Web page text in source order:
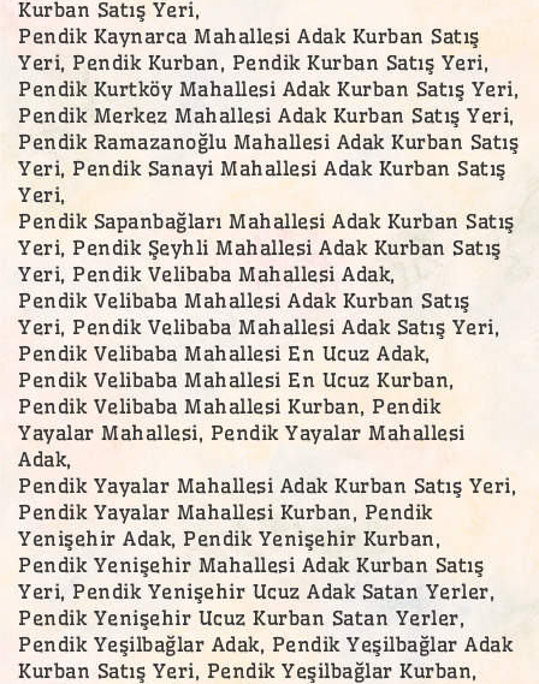
Kurban Satış Yeri,
Pendik Kaynarca Mahallesi Adak Kurban Satış
Yeri, Pendik Kurban, Pendik Kurban Satış Yeri,
Pendik Kurtköy Mahallesi Adak Kurban Satış Yeri,
Pendik Merkez Mahallesi Adak Kurban Satış Yeri,
Pendik Ramazanoğlu Mahallesi Adak Kurban Satış
Yeri, Pendik Sanayi Mahallesi Adak Kurban Satış
Yeri,
Pendik Sapanbağları Mahallesi Adak Kurban Satış
Yeri, Pendik Şeyhli Mahallesi Adak Kurban Satış
Yeri, Pendik Velibaba Mahallesi Adak,
Pendik Velibaba Mahallesi Adak Kurban Satış
Yeri, Pendik Velibaba Mahallesi Adak Satış Yeri,
Pendik Velibaba Mahallesi En Ucuz Adak,
Pendik Velibaba Mahallesi En Ucuz Kurban,
Pendik Velibaba Mahallesi Kurban, Pendik
Yayalar Mahallesi, Pendik Yayalar Mahallesi
Adak,
Pendik Yayalar Mahallesi Adak Kurban Satış Yeri,
Pendik Yayalar Mahallesi Kurban, Pendik
Yenişehir Adak, Pendik Yenişehir Kurban,
Pendik Yenişehir Mahallesi Adak Kurban Satış
Yeri, Pendik Yenişehir Ucuz Adak Satan Yerler,
Pendik Yenişehir Ucuz Kurban Satan Yerler,
Pendik Yeşilbağlar Adak, Pendik Yeşilbağlar Adak
Kurban Satış Yeri, Pendik Yeşilbağlar Kurban,